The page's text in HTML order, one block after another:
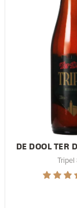
DE DOOL TER
Tripel